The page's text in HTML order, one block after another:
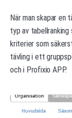
När man skapar
typ av tabellranking
kriterier som
tävling i ett
och i Profixio APP.